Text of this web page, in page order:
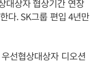
대상자 협상기간 연장
다. SK그룹 편입 4년만
선협상대상자 디오션